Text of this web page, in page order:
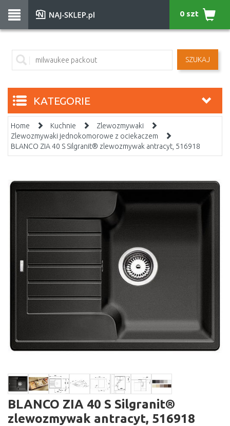
SZUKAJ
0 szt
KATEGORIE
Home Kuchnie
Zlewozmywaki
Zlewozmywaki jednokomorowe z ociekaczem
BLANCO ZIA 40 S Silgranit® zlewozmywak antracyt, 516918
BLANCO ZIA 40 S Silgranit®
zlewozmywak antracyt, 516918